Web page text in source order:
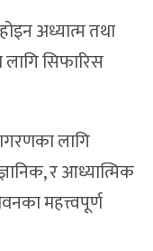
अध्यात्म तथा
सिफारिस
लागि
र आध्यात्मिक
महत्त्वपूर्ण